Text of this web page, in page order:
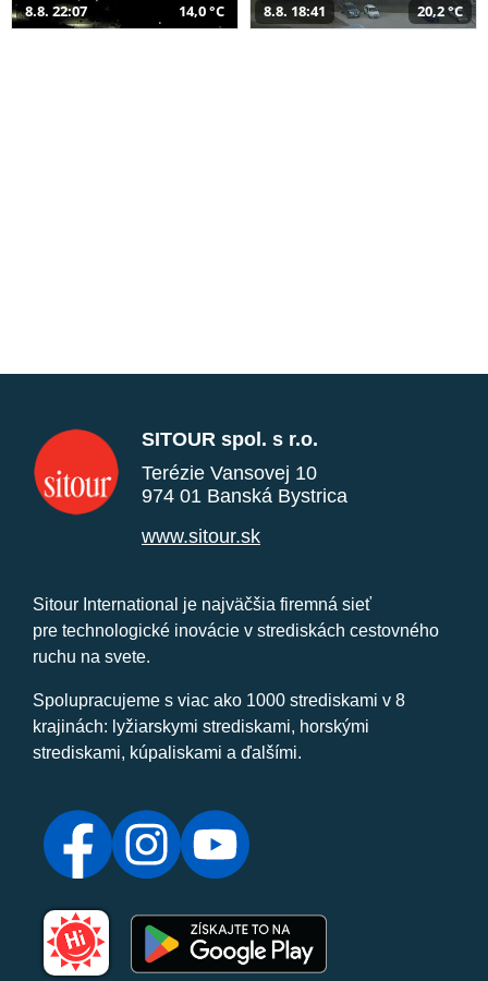
8.8. 22:07 14,0 °C 8.8. 18:41 20,2 °C
SITOUR spol. s r.o.
Terézie Vansovej 10
974 01 Banská Bystrica
www.sitour.sk
Sitour International je najväčšia firemná sieť
pre technologické inovácie v strediskách cestovného
ruchu na svete.
Spolupracujeme s viac ako 1000 strediskami v 8
krajinách: lyžiarskymi strediskami, horskými
strediskami, kúpaliskami a ďalšími.